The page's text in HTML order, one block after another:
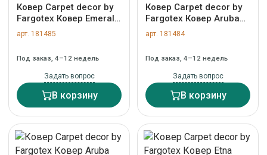
Ковер Carpet decor by
Fargotex Ковер Emerald
Gold 160х230 см арт.
C1414
арт. 181485
Под заказ, 4–12 недель
Задать вопрос
В корзину
Ковер Carpet decor by
Fargotex Ковер Aruba
Gray 200х300 см арт.
C1413
арт. 181484
Под заказ, 4–12 недель
Задать вопрос
В корзину